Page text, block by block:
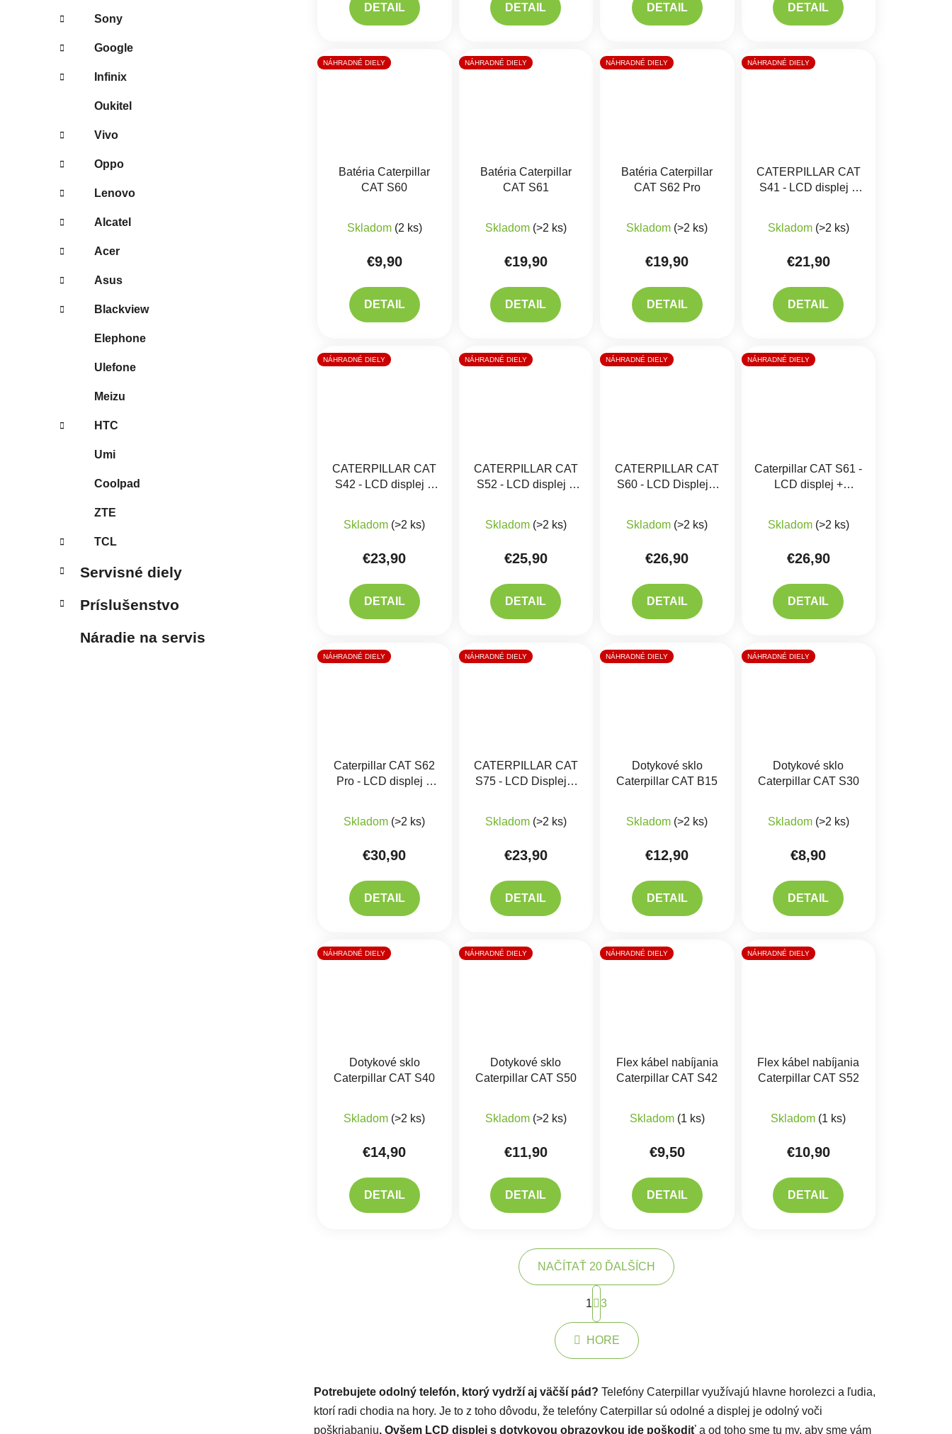
Sony
Google
Infinix
Oukitel
Vivo
Oppo
Lenovo
Alcatel
Acer
Asus
Blackview
Elephone
Ulefone
Meizu
HTC
Umi
Coolpad
ZTE
TCL
Servisné diely
Príslušenstvo
Náradie na servis
DETAIL DETAIL DETAIL DETAIL
NÁHRADNÉ DIELY
Batéria Caterpillar
CAT S60
Skladom (2 ks)
€9,90
DETAIL
NÁHRADNÉ DIELY
Batéria Caterpillar
CAT S61
Skladom (>2 ks)
€19,90
DETAIL
NÁHRADNÉ DIELY
Batéria Caterpillar
CAT S62 Pro
Skladom (>2 ks)
€19,90
DETAIL
NÁHRADNÉ DIELY
CATERPILLAR CAT
S41 - LCD displej +
Skladom (>2 ks)
€21,90
DETAIL
NÁHRADNÉ DIELY
CATERPILLAR CAT
S42 - LCD displej +
Skladom (>2 ks)
€23,90
DETAIL
NÁHRADNÉ DIELY
CATERPILLAR CAT
S52 - LCD displej +
Skladom (>2 ks)
€25,90
DETAIL
NÁHRADNÉ DIELY
CATERPILLAR CAT
S60 - LCD Displej +
Skladom (>2 ks)
€26,90
DETAIL
NÁHRADNÉ DIELY
Caterpillar CAT S61 -
LCD displej +
Skladom (>2 ks)
€26,90
DETAIL
NÁHRADNÉ DIELY
Caterpillar CAT S62
Pro - LCD displej +
Skladom (>2 ks)
€30,90
DETAIL
NÁHRADNÉ DIELY
CATERPILLAR CAT
S75 - LCD Displej +
Skladom (>2 ks)
€23,90
DETAIL
NÁHRADNÉ DIELY
Dotykové sklo
Caterpillar CAT B15
Skladom (>2 ks)
€12,90
DETAIL
NÁHRADNÉ DIELY
Dotykové sklo
Caterpillar CAT S30
Skladom (>2 ks)
€8,90
DETAIL
NÁHRADNÉ DIELY
Dotykové sklo
Caterpillar CAT S40
Skladom (>2 ks)
€14,90
DETAIL
NÁHRADNÉ DIELY
Dotykové sklo
Caterpillar CAT S50
Skladom (>2 ks)
€11,90
DETAIL
NÁHRADNÉ DIELY
Flex kábel nabíjania
Caterpillar CAT S42
Skladom (1 ks)
€9,50
DETAIL
NÁHRADNÉ DIELY
Flex kábel nabíjania
Caterpillar CAT S52
Skladom (1 ks)
€10,90
DETAIL
Ovládacie prvky výpisu
NAČÍTAŤ 20 ĎALŠÍCH
Stránkovanie
1 3
HORE
Potrebujete odolný telefón, ktorý vydrží aj väčší pád? Telefóny Caterpillar využívajú hlavne horolezci a ľudia,
ktorí radi chodia na hory. Je to z toho dôvodu, že telefóny Caterpillar sú odolné a displej je odolný voči
poškriabaniu. Ovšem LCD displej s dotykovou obrazovkou ide poškodiť a od toho sme tu my, aby sme vám